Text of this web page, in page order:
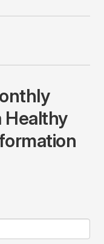
Healthy